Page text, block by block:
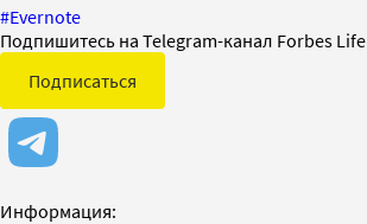
#Evernote
Подпишитесь на Telegram-канал Forbes Life
Подписаться
Информация: